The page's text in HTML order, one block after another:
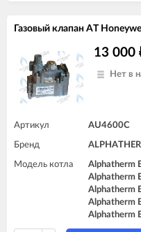
Газовый клапан AT
13 000
Нет в
Артикул AU4600C
Бренд
Модель котла
Alphatherm
Alphatherm
Alphatherm
Alphatherm
Alphatherm